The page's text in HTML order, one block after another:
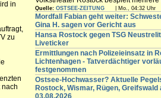
Hansestadt. Vom Großen Haus über das
experimentelle Ateliertheater bis zur
der Halle 207 auf dem Neptunwerft-
finden Sie den aktuellen Spielplan für
im Überblick.
Quelle: OSTSEE-ZEITUNG | Mo., 04:32 Uhr
Mordfall Fabian geht weiter:
Gina H. sagen vor Gericht aus
Hansa Rostock gegen TSG
Liveticker
Ermittlungen nach Polizeieinsatz in
Lichtenhagen - Tatverdächtiger
festgenommen
Ostsee-Hochwasser? Aktuelle
Rostock, Wismar, Rügen, Greifswald
03.08.2026
in
zu
nach